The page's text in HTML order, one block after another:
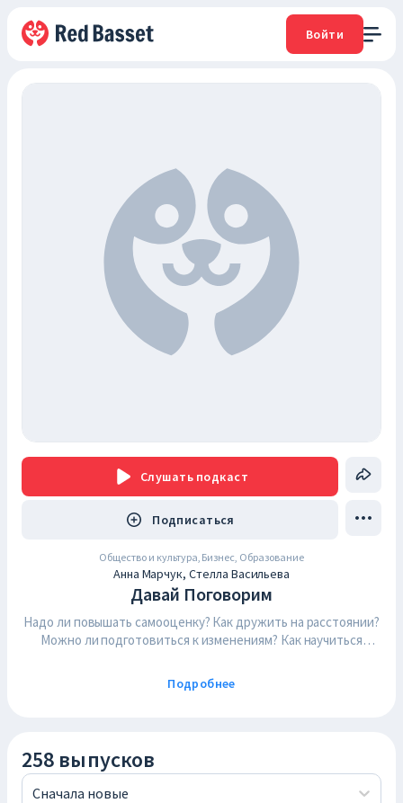
Войти
258 выпусков
Сначала новые
Слушать подкаст
Подписаться
Общество и культура, Бизнес, Образование
Анна Марчук, Стелла Васильева
Давай Поговорим
Надо ли повышать самооценку? Как дружить на расстоянии?
Можно ли подготовиться к изменениям? Как научиться
преодолеть синдром отложенной жизни? Планирование –
это про гибкость или про самоконтроль? Эти и многие
Подробнее